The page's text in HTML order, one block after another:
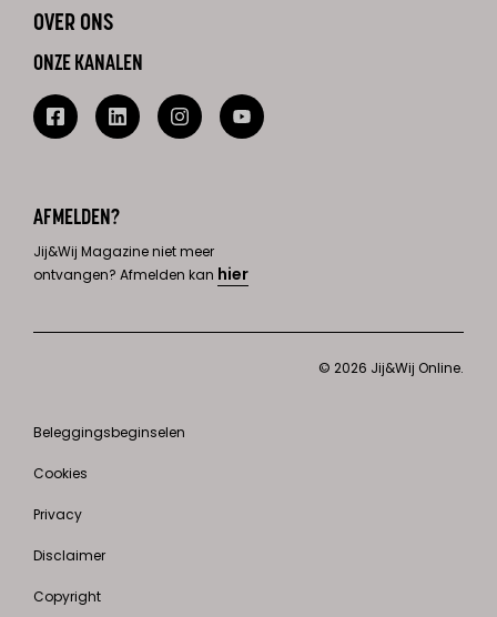
OVER ONS
ONZE KANALEN
AFMELDEN?
Jij&Wij Magazine niet meer
ontvangen? Afmelden kan hier
© 2026 Jij&Wij Online.
Beleggingsbeginselen
Cookies
Privacy
Disclaimer
Copyright